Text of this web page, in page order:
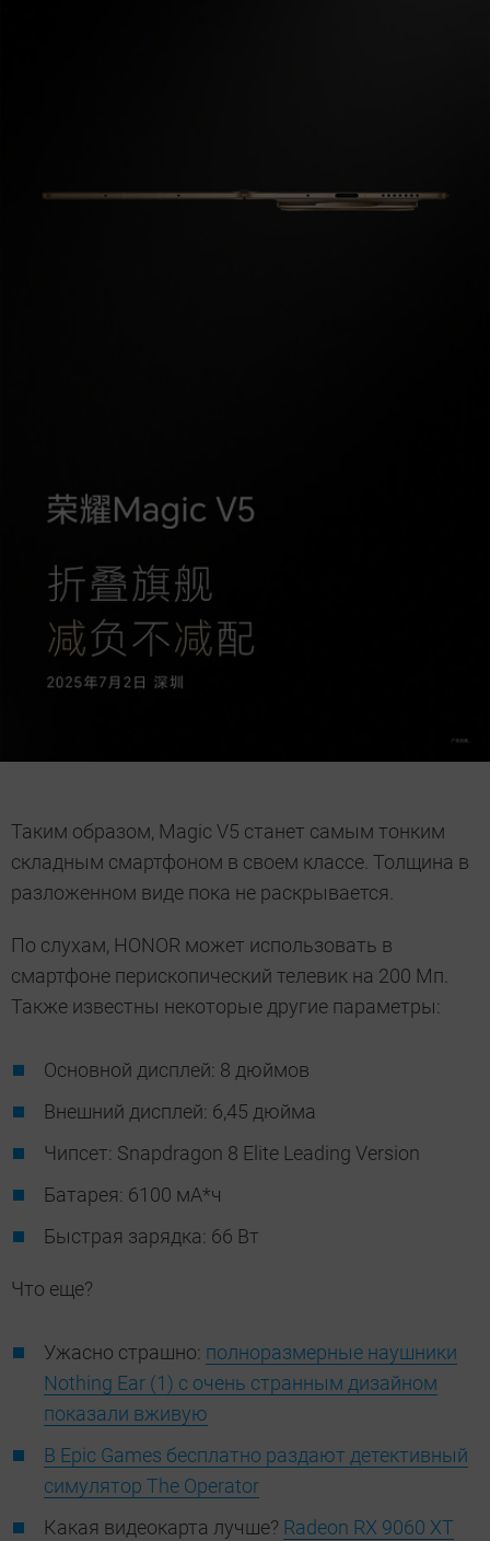
Таким образом, Magic V5 станет самым тонким
складным смартфоном в своем классе. Толщина в
разложенном виде пока не раскрывается.
По слухам, HONOR может использовать в
смартфоне перископический телевик на 200 Мп.
Также известны некоторые другие параметры:
Основной дисплей: 8 дюймов
Внешний дисплей: 6,45 дюйма
Чипсет: Snapdragon 8 Elite Leading Version
Батарея: 6100 мА*ч
Быстрая зарядка: 66 Вт
Что еще?
Ужасно страшно: полноразмерные наушники
Nothing Ear (1) с очень странным дизайном
показали вживую
В Epic Games бесплатно раздают детективный
симулятор The Operator
Какая видеокарта лучше? Radeon RX 9060 XT